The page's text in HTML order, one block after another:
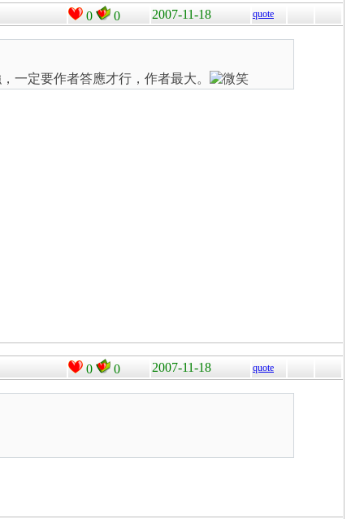
0 0 2007-11-18 quote
一定要作者答應才行，作者最大。
0 0 2007-11-18 quote